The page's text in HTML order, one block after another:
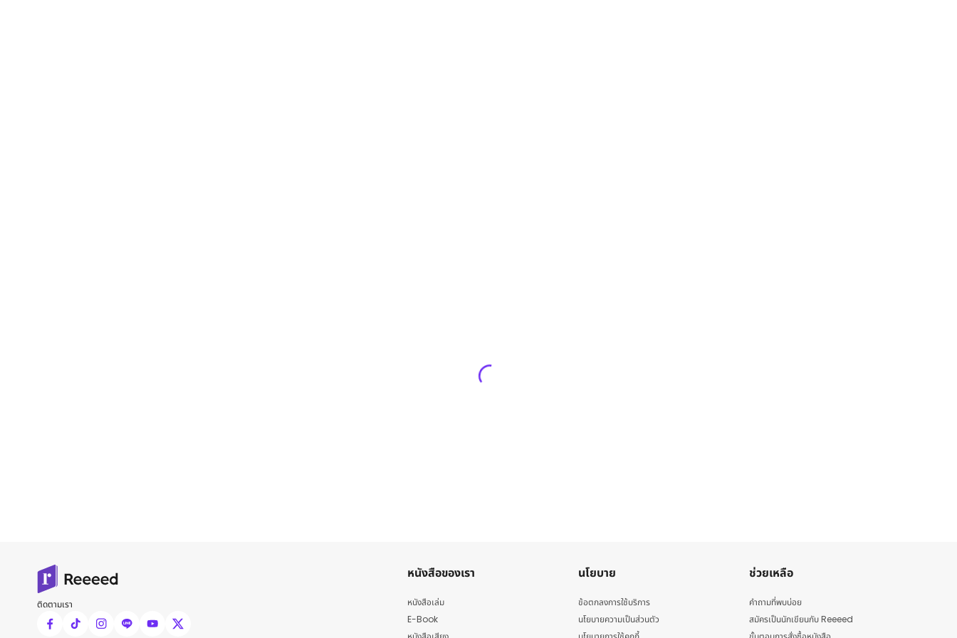
ติดตามเรา
หนังสือของเรา
หนังสือเล่ม
E-Book
นโยบาย
ข้อตกลงการใช้บริการ
นโยบายความเป็นส่วนตัว
ช่วยเหลือ
คำถามที่พบบ่อย
สมัครเป็นนักเขียนกับ Reeeed